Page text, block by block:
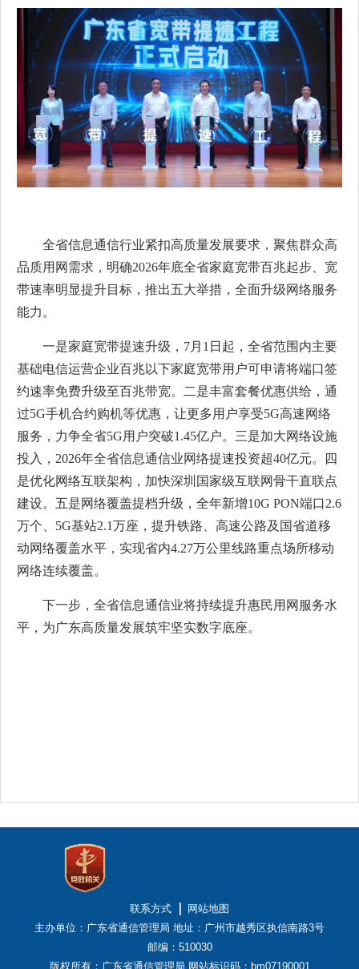
全省信息通信行业紧扣高质量发展要求，聚焦群众高
品质用网需求，明确2026年底全省家庭宽带百兆起步、宽
带速率明显提升目标，推出五大举措，全面升级网络服务
能力。
一是家庭宽带提速升级，7月1日起，全省范围内主要
基础电信运营企业百兆以下家庭宽带用户可申请将端口签
约速率免费升级至百兆带宽。二是丰富套餐优惠供给，通
过5G手机合约购机等优惠，让更多用户享受5G高速网络
服务，力争全省5G用户突破1.45亿户。三是加大网络设施
投入，2026年全省信息通信业网络提速投资超40亿元。四
是优化网络互联架构，加快深圳国家级互联网骨干直联点
建设。五是网络覆盖提档升级，全年新增10G PON端口2.6
万个、5G基站2.1万座，提升铁路、高速公路及国省道移
动网络覆盖水平，实现省内4.27万公里线路重点场所移动
网络连续覆盖。
下一步，全省信息通信业将持续提升惠民用网服务水
平，为广东高质量发展筑牢坚实数字底座。
联系方式
网站地图
主办单位：广东省通信管理局 地址：广州市越秀区执信南路3号
邮编：510030
版权所有：广东省通信管理局 网站标识码：bm07190001